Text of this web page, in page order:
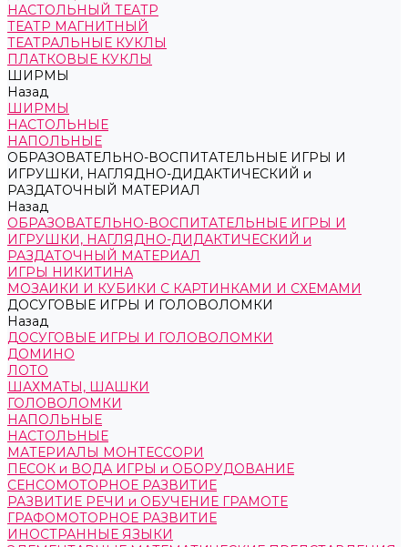
НАСТОЛЬНЫЙ ТЕАТР
ТЕАТР МАГНИТНЫЙ
ТЕАТРАЛЬНЫЕ КУКЛЫ
ПЛАТКОВЫЕ КУКЛЫ
ШИРМЫ
Назад
ШИРМЫ
НАСТОЛЬНЫЕ
НАПОЛЬНЫЕ
ОБРАЗОВАТЕЛЬНО-ВОСПИТАТЕЛЬНЫЕ ИГРЫ И
ИГРУШКИ, НАГЛЯДНО-ДИДАКТИЧЕСКИЙ и
РАЗДАТОЧНЫЙ МАТЕРИАЛ
Назад
ОБРАЗОВАТЕЛЬНО-ВОСПИТАТЕЛЬНЫЕ ИГРЫ И
ИГРУШКИ, НАГЛЯДНО-ДИДАКТИЧЕСКИЙ и
РАЗДАТОЧНЫЙ МАТЕРИАЛ
ИГРЫ НИКИТИНА
МОЗАИКИ И КУБИКИ С КАРТИНКАМИ И СХЕМАМИ
ДОСУГОВЫЕ ИГРЫ И ГОЛОВОЛОМКИ
Назад
ДОСУГОВЫЕ ИГРЫ И ГОЛОВОЛОМКИ
ДОМИНО
ЛОТО
ШАХМАТЫ, ШАШКИ
ГОЛОВОЛОМКИ
НАПОЛЬНЫЕ
НАСТОЛЬНЫЕ
МАТЕРИАЛЫ МОНТЕССОРИ
ПЕСОК и ВОДА ИГРЫ и ОБОРУДОВАНИЕ
СЕНСОМОТОРНОЕ РАЗВИТИЕ
РАЗВИТИЕ РЕЧИ и ОБУЧЕНИЕ ГРАМОТЕ
ГРАФОМОТОРНОЕ РАЗВИТИЕ
ИНОСТРАННЫЕ ЯЗЫКИ